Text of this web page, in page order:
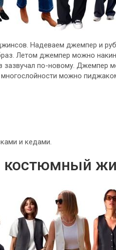
Надеваем джемпер и
Летом джемпер можно
по-новому. Джемпер
можно
и кедами.